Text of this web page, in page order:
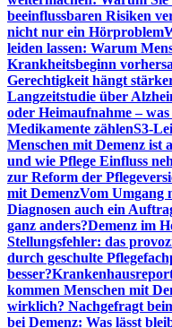
beeinflussbaren Risiken
nicht nur ein Hörproblem
leiden lassen: Warum
Krankheitsbeginn
Gerechtigkeit hängt
Langzeitstudie über
oder Heimaufnahme –
Medikamente zählenS3-
Menschen mit Demenz ist
und wie Pflege Einfluss
zur Reform der
mit DemenzVom Umgang
Diagnosen auch ein
ganz anders?Demenz im
Stellungsfehler: das
durch geschulte
besser?
kommen Menschen mit
wirklich? Nachgefragt
bei Demenz: Was lässt